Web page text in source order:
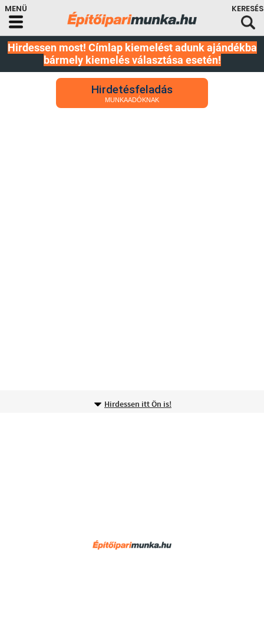
Hirdessen most! Címlap kiemelést adunk ajándékba
bármely kiemelés választása esetén!
Hirdetésfeladás
MUNKAADÓKNAK
Hirdessen itt Ön is!